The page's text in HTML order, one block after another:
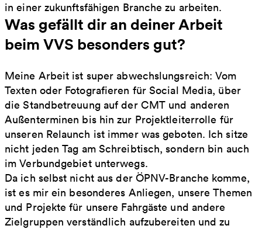
in einer zukunftsfähigen Branche zu arbeiten.
Was gefällt dir an deiner Arbeit
beim VVS besonders gut?
Meine Arbeit ist super abwechslungsreich: Vom
Texten oder Fotografieren für Social Media, über
die Standbetreuung auf der CMT und anderen
Außenterminen bis hin zur Projektleiterrolle für
unseren Relaunch ist immer was geboten. Ich sitze
nicht jeden Tag am Schreibtisch, sondern bin auch
im Verbundgebiet unterwegs.
Da ich selbst nicht aus der ÖPNV-Branche komme,
ist es mir ein besonderes Anliegen, unsere Themen
und Projekte für unsere Fahrgäste und andere
Zielgruppen verständlich aufzubereiten und zu